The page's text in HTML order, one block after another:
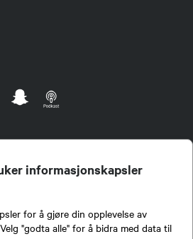
informasjonskapsler
for å gjøre din opplevelse av
"godta alle" for å bidra med data til
miljøene for formidling av kunnskap om jakt og
organisasjon, men har et sterkt jakt-, fiske-, og